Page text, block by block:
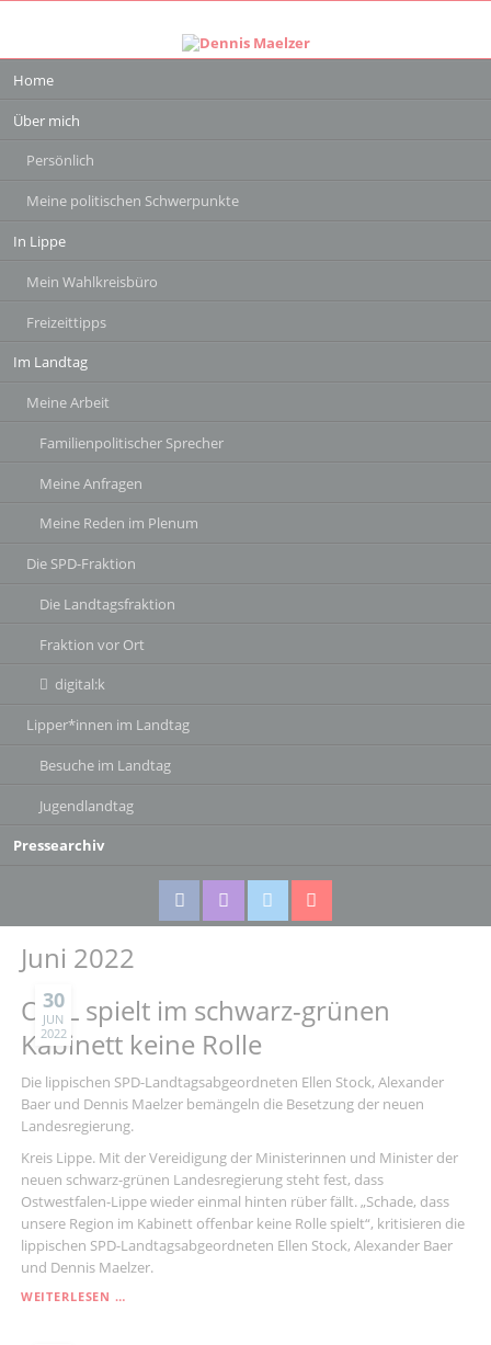
überspringen
Home
Über mich
Persönlich
Meine politischen Schwerpunkte
In Lippe
Mein Wahlkreisbüro
Freizeittipps
Im Landtag
Meine Arbeit
Familienpolitischer Sprecher
Meine Anfragen
Meine Reden im Plenum
Die SPD-Fraktion
Die Landtagsfraktion
Fraktion vor Ort
digital:k
Lipper*innen im Landtag
Besuche im Landtag
Jugendlandtag
Pressearchiv
Juni 2022
30
JUN
2022
OWL spielt im schwarz-grünen
Kabinett keine Rolle
Die lippischen SPD-Landtagsabgeordneten Ellen Stock, Alexander
Baer und Dennis Maelzer bemängeln die Besetzung der neuen
Landesregierung.
Kreis Lippe. Mit der Vereidigung der Ministerinnen und Minister der
neuen schwarz-grünen Landesregierung steht fest, dass
Ostwestfalen-Lippe wieder einmal hinten rüber fällt. „Schade, dass
unsere Region im Kabinett offenbar keine Rolle spielt“, kritisieren die
lippischen SPD-Landtagsabgeordneten Ellen Stock, Alexander Baer
und Dennis Maelzer.
WEITERLESEN …OWL